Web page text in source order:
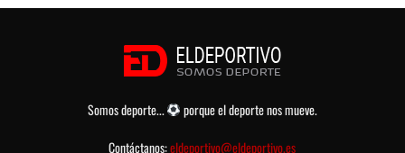
Somos deporte...
porque el deporte nos mueve.
Contáctanos:eldeportivo@eldeportivo.es